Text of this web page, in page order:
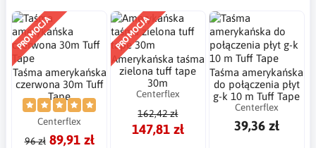
PROMOCJA
Taśma amerykańska
czerwona 30m Tuff
Tape
Centerflex
96 zł 89,91 zł
PROMOCJA
Amerykańska taśma
zielona tuff tape
30m
Centerflex
162,42 zł
147,81 zł
Taśma amerykańska
do połączenia płyt
g-k 10 m Tuff Tape
Centerflex
39,36 zł